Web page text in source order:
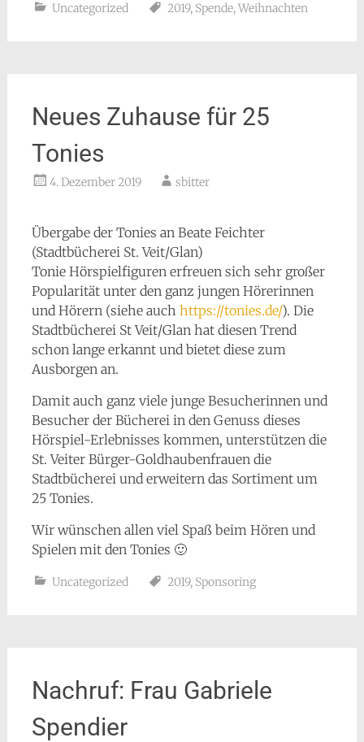
Uncategorized 2019, Spende,Weihnachten
Neues Zuhause für 25
Tonies
4. Dezember 2019 sbitter
Übergabe der Tonies an Beate Feichter
(Stadtbücherei St. Veit/Glan)
Tonie Hörspielfiguren erfreuen sich sehr großer
Popularität unter den ganz jungen Hörerinnen
und Hörern (siehe auch https://tonies.de/). Die
Stadtbücherei St Veit/Glan hat diesen Trend
schon lange erkannt und bietet diese zum
Ausborgen an.
Damit auch ganz viele junge Besucherinnen und
Besucher der Bücherei in den Genuss dieses
Hörspiel-Erlebnisses kommen, unterstützen die
St. Veiter Bürger-Goldhaubenfrauen die
Stadtbücherei und erweitern das Sortiment um
25 Tonies.
Wir wünschen allen viel Spaß beim Hören und
Spielen mit den Tonies 🙂
Uncategorized 2019, Sponsoring
Nachruf: Frau Gabriele
Spendier